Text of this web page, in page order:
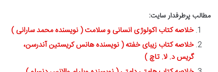
مطالب پرطرفدار سایت:
خلاصه کتاب اکولوژی انسانی و سلامت ( نویسنده محمد سارانی )
خلاصه کتاب زیبای خفته ( نویسنده هانس کریستین آندرسن،
گریس د. لا. تاچ )